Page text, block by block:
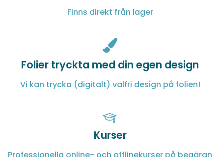
Finns direkt från lager
Folier tryckta med din egen design
Vi kan trycka (digitalt) valfri design på folien!
Kurser